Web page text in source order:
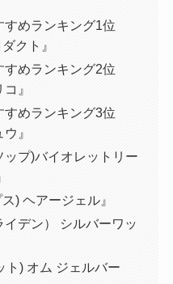
めランキング1位
クト』
めランキング2位
』
めランキング3位
』
プ)バイオレットリー
) ヘアージェル』
デン） シルバーワッ
ト) オム ジェルバー